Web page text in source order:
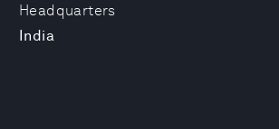
Headquarters
India